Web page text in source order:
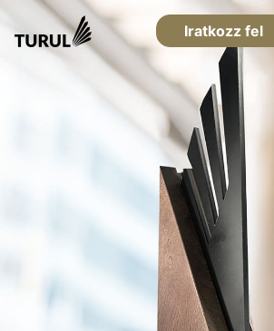
Iratkozz fel